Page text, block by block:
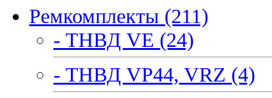
Ремкомплекты (211)
- ТНВД VE (24)
- ТНВД VP44, VRZ (4)